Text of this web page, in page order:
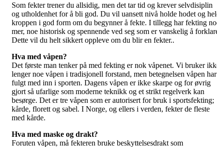
Som fekter trener du allsidig, men det tar tid og krever selvdisiplin
og utholdenhet for å bli god. Du vil uansett nivå holde hodet og
kroppen i god form om du begynner å fekte. I tillegg har fekting
mer, noe historisk og spennende ved seg som er vanskelig å
Dette vil du helt sikkert oppleve om du blir en fekter..
Hva med våpen?
Det første man tenker på med fekting er nok våpenet. Vi bruker
lenger noe våpen i tradisjonell forstand, men betegnelsen våpen har
fulgt med inn i sporten. Dagens våpen er ikke skarpe og for øvrig
gjort så ufarlige som moderne teknikk og et strikt regelverk kan
besørge. Det er tre våpen som er autorisert for bruk i sportsfekting;
kårde, florett og sabel. I Norge, og ellers i verden, fekter de fleste
med kårde.
Hva med maske og drakt?
Foruten våpen, må fekteren bruke beskyttelsesdrakt som